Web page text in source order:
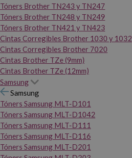
Tóners Brother TN243 y TN247
Tóners Brother TN248 y TN249
Tóners Brother TN421 y TN423
Cintas Corregibles Brother 1030 y 1032
Cintas Corregibles Brother 7020
Cintas Brother TZe (9mm)
Cintas Brother TZe (12mm)
Samsung
Samsung
Tóners Samsung MLT-D101
Tóners Samsung MLT-D1042
Tóners Samsung MLT-D111
Tóners Samsung MLT-D116
Tóners Samsung MLT-D201